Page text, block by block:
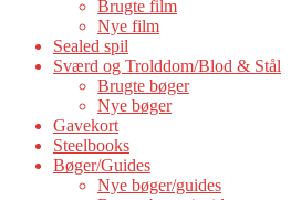
Brugte film
Nye film
Sealed spil
Sværd og Trolddom/Blod & Stål
Brugte bøger
Nye bøger
Gavekort
Steelbooks
Bøger/Guides
Nye bøger/guides